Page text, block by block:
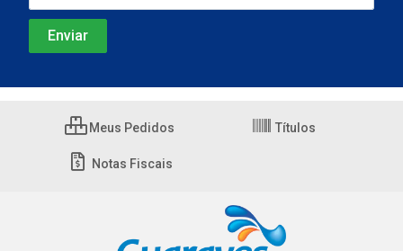
Meus Pedidos Títulos
Notas Fiscais